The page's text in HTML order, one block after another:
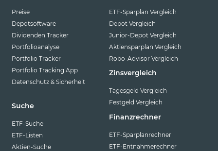
Preise
Depotsoftware
Dividenden Tracker
Portfolioanalyse
Portfolio Tracker
Portfolio Tracking App
Datenschutz & Sicherheit
Suche
ETF-Suche
ETF-Listen
Aktien-Suche
ETF-Sparplan Vergleich
Depot Vergleich
Junior-Depot Vergleich
Aktiensparplan Vergleich
Robo-Advisor Vergleich
Zinsvergleich
Tagesgeld Vergleich
Festgeld Vergleich
Finanzrechner
ETF-Sparplanrechner
ETF-Entnahmerechner